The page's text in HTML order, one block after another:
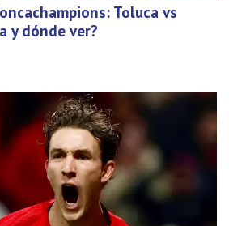
Toluca vs
y dónde ver?